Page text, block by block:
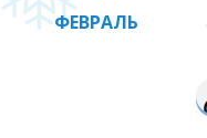
ФЕВРАЛЬ